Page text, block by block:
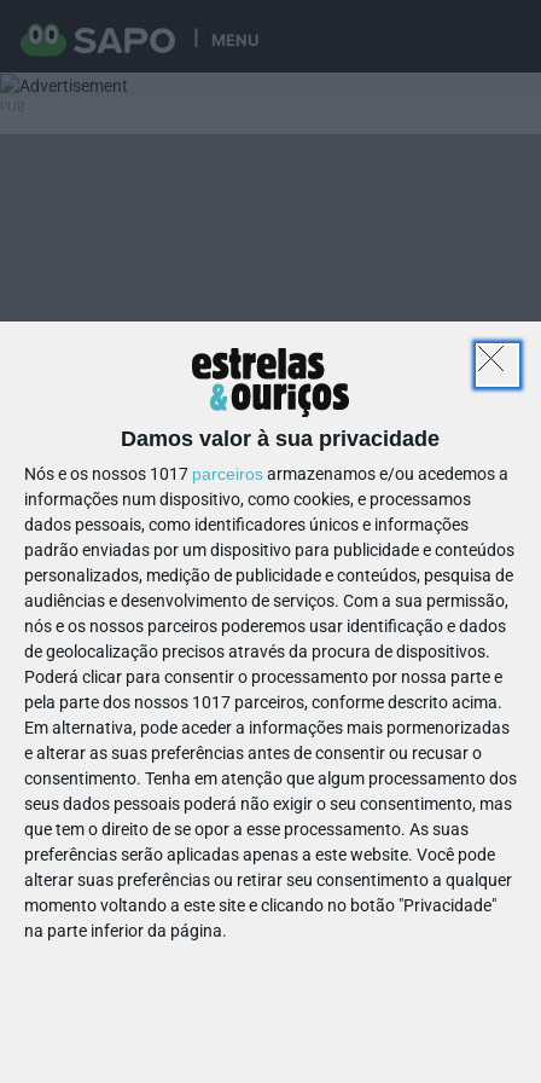
MENU
Damos valor à sua privacidade
Nós e os nossos 1017 parceirosarmazenamos e/ou acedemos a
informações num dispositivo, como cookies, e processamos
dados pessoais, como identificadores únicos e informações
padrão enviadas por um dispositivo para publicidade e conteúdos
personalizados, medição de publicidade e conteúdos, pesquisa de
audiências e desenvolvimento de serviços. Com a sua permissão,
nós e os nossos parceiros poderemos usar identificação e dados
de geolocalização precisos através da procura de dispositivos.
Poderá clicar para consentir o processamento por nossa parte e
pela parte dos nossos 1017 parceiros, conforme descrito acima.
Em alternativa, pode aceder a informações mais pormenorizadas
e alterar as suas preferências antes de consentir ou recusar o
consentimento. Tenha em atenção que algum processamento dos
seus dados pessoais poderá não exigir o seu consentimento, mas
que tem o direito de se opor a esse processamento. As suas
preferências serão aplicadas apenas a este website. Você pode
alterar suas preferências ou retirar seu consentimento a qualquer
momento voltando a este site e clicando no botão "Privacidade"
na parte inferior da página.
17
31228517850527